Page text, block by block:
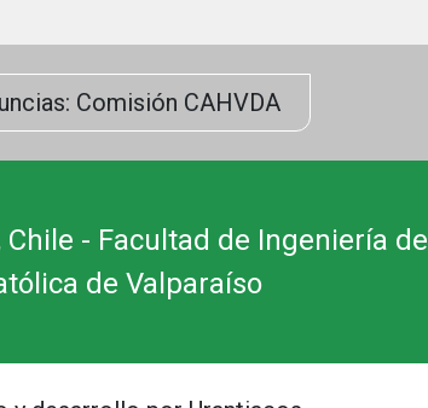
Comisión CAHVDA
- Facultad de Ingeniería
de Valparaíso